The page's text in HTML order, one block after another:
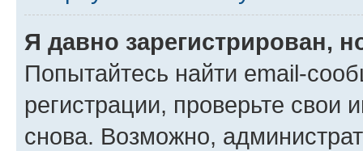
Я давно зарегистрирован,
Попытайтесь найти email-
регистрации, проверьте свои
снова. Возможно,